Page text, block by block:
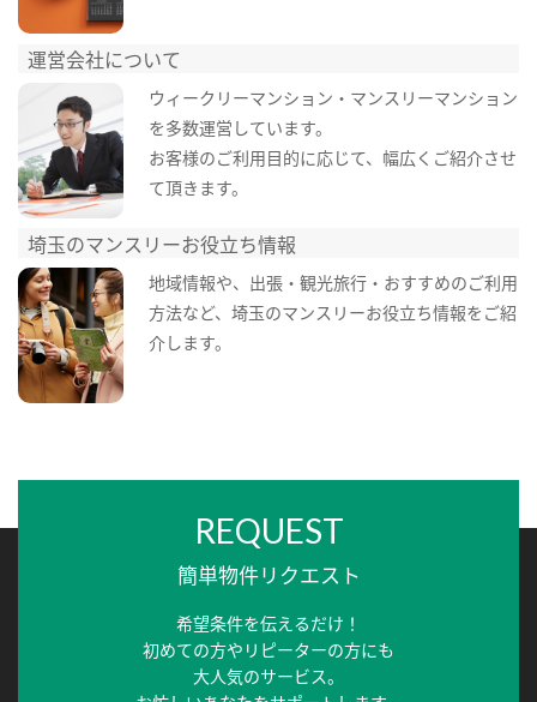
運営会社について
ウィークリーマンション・マンスリーマンション
を多数運営しています。
お客様のご利用目的に応じて、幅広くご紹介させ
て頂きます。
埼玉のマンスリーお役立ち情報
地域情報や、出張・観光旅行・おすすめのご利用
方法など、埼玉のマンスリーお役立ち情報をご紹
介します。
REQUEST
簡単物件リクエスト
希望条件を伝えるだけ！
初めての方やリピーターの方にも
大人気のサービス。